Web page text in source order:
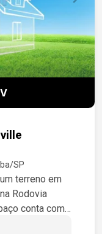
SP
terreno em
Rodovia
conta com